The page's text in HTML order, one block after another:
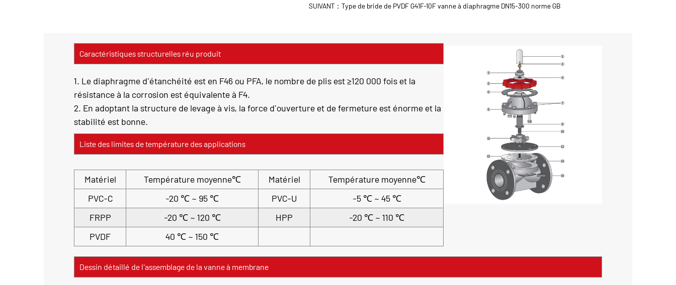
SUIVANT：Type de bride de PVDF G41F-10F vanne à diaphragme DN15-300 norme GB
Caractéristiques structurelles réu produit
1. Le diaphragme d'étanchéité est en F46 ou PFA, le nombre de plis est ≥120 000 fois et la
résistance à la corrosion est équivalente à F4.
2. En adoptant la structure de levage à vis, la force d'ouverture et de fermeture est énorme et la
stabilité est bonne.
Liste des limites de température des applications
Matériel Température moyenne℃ Matériel
Température moyenne℃
PVC-C
-20 ℃ ~ 95 ℃ PVC-U
-5 ℃ ~ 45 ℃
FRPP
-20 ℃ ~ 120 ℃ HPP
-20 ℃ ~ 110 ℃
PVDF
40 ℃ ~ 150 ℃
Dessin détaillé de l'assemblage de la vanne à membrane